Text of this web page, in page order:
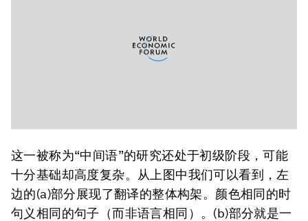
这一被称为“中间语”的研究还处于初级阶段，可能
十分基础却高度复杂。从上图中我们可以看到，左
边的(a)部分展现了翻译的整体构架。颜色相同的时
句义相同的句子（而非语言相同）。(b)部分就是一